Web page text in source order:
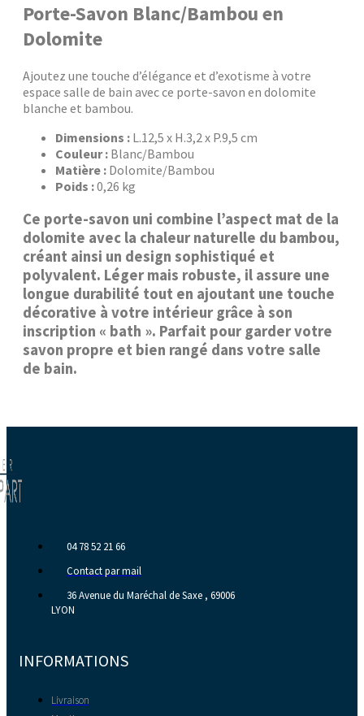
Porte-Savon Blanc/Bambou en
Dolomite
Ajoutez une touche d’élégance et d’exotisme à votre
espace salle de bain avec ce porte-savon en dolomite
blanche et bambou.
Dimensions : L.12,5 x H.3,2 x P.9,5 cm
Couleur : Blanc/Bambou
Matière : Dolomite/Bambou
Poids :0,26 kg
Ce porte-savon uni combine l’aspect mat de la
dolomite avec la chaleur naturelle du bambou,
créant ainsi un design sophistiqué et
polyvalent. Léger mais robuste, il assure une
longue durabilité tout en ajoutant une touche
décorative à votre intérieur grâce à son
inscription « bath ». Parfait pour garder votre
savon propre et bien rangé dans votre salle
de bain.
04 78 52 21 66
Contact par mail
36 Avenue du Maréchal de Saxe , 69006
LYON
INFORMATIONS
Livraison